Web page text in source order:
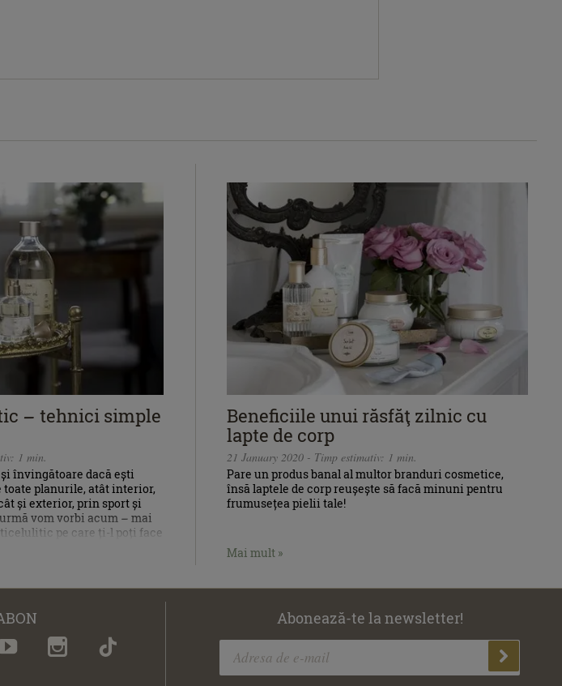
– tehnici simple
1 min.
învingătoare dacă ești
toate planurile, atât interior,
și exterior, prin sport și
vom vorbi acum – mai
pe care ți-l poți face
Beneficiile unui răsfăţ zilnic cu
lapte de corp
21 January 2020 - Timp estimativ: 1 min.
Pare un produs banal al multor branduri cosmetice,
însă laptele de corp reușește să facă minuni pentru
frumusețea pielii tale!
Mai mult »
Abonează-te la newsletter!